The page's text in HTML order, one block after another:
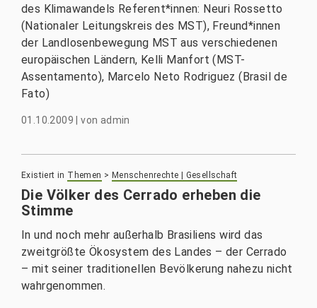
des Klimawandels Referent*innen: Neuri Rossetto
(Nationaler Leitungskreis des MST), Freund*innen
der Landlosenbewegung MST aus verschiedenen
europäischen Ländern, Kelli Manfort (MST-
Assentamento), Marcelo Neto Rodriguez (Brasil de
Fato)
01.10.2009 |von admin
Existiert in Themen > Menschenrechte | Gesellschaft
Die Völker des Cerrado erheben die
Stimme
In und noch mehr außerhalb Brasiliens wird das
zweitgrößte Ökosystem des Landes – der Cerrado
– mit seiner traditionellen Bevölkerung nahezu nicht
wahrgenommen.